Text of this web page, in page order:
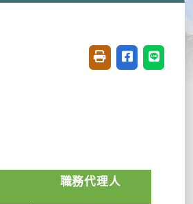
友善列印(開新視窗)
分享至臉書(
分享至
職務代理人